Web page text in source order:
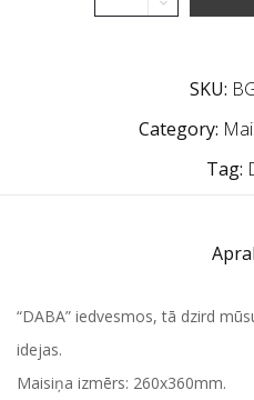
SKU:
Category:
Tag:
“DABA” iedvesmos, tā dzird
idejas.
Maisiņa izmērs: 260x360mm.